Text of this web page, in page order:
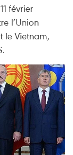
février
l’Union
le Vietnam,